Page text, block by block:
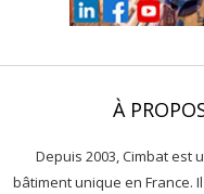
À
Depuis 2003, Cimbat
bâtiment unique en France.